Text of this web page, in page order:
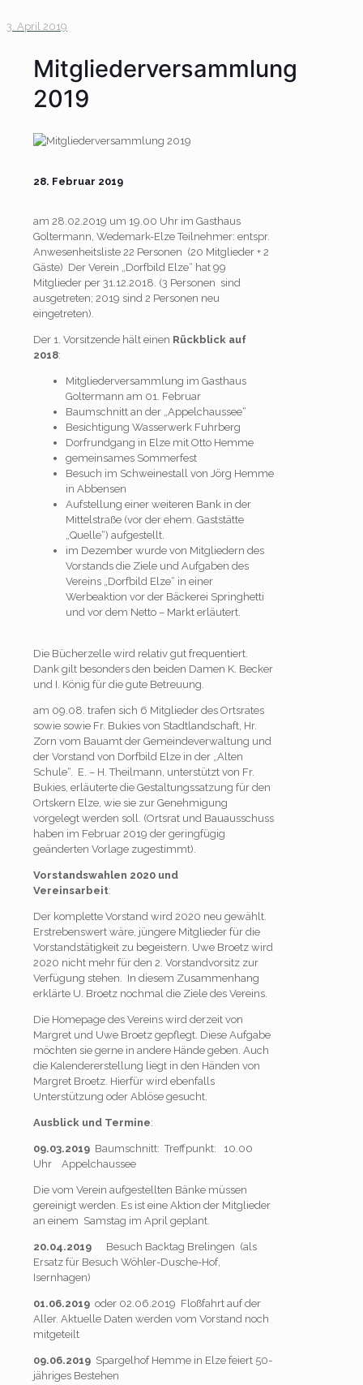
3. April 2019
Mitgliederversammlung
2019
28. Februar 2019
am 28.02.2019 um 19.00 Uhr im Gasthaus
Goltermann, Wedemark-Elze Teilnehmer: entspr.
Anwesenheitsliste 22 Personen (20 Mitglieder + 2
Gäste) Der Verein „Dorfbild Elze“ hat 99
Mitglieder per 31.12.2018. (3 Personen sind
ausgetreten; 2019 sind 2 Personen neu
eingetreten).
Der 1. Vorsitzende hält einen Rückblick auf
2018:
Mitgliederversammlung im Gasthaus
Goltermann am 01. Februar
Baumschnitt an der „Appelchaussee“
Besichtigung Wasserwerk Fuhrberg
Dorfrundgang in Elze mit Otto Hemme
gemeinsames Sommerfest
Besuch im Schweinestall von Jörg Hemme
in Abbensen
Aufstellung einer weiteren Bank in der
Mittelstraße (vor der ehem. Gaststätte
„Quelle“) aufgestellt.
im Dezember wurde von Mitgliedern des
Vorstands die Ziele und Aufgaben des
Vereins „Dorfbild Elze“ in einer
Werbeaktion vor der Bäckerei Springhetti
und vor dem Netto – Markt erläutert.
Die Bücherzelle wird relativ gut frequentiert.
Dank gilt besonders den beiden Damen K. Becker
und I. König für die gute Betreuung.
am 09.08. trafen sich 6 Mitglieder des Ortsrates
sowie sowie Fr. Bukies von Stadtlandschaft, Hr.
Zorn vom Bauamt der Gemeindeverwaltung und
der Vorstand von Dorfbild Elze in der „Alten
Schule“. E. – H. Theilmann, unterstützt von Fr.
Bukies, erläuterte die Gestaltungssatzung für den
Ortskern Elze, wie sie zur Genehmigung
vorgelegt werden soll. (Ortsrat und Bauausschuss
haben im Februar 2019 der geringfügig
geänderten Vorlage zugestimmt).
Vorstandswahlen 2020 und
Vereinsarbeit:
Der komplette Vorstand wird 2020 neu gewählt.
Erstrebenswert wäre, jüngere Mitglieder für die
Vorstandstätigkeit zu begeistern. Uwe Broetz wird
2020 nicht mehr für den 2. Vorstandvorsitz zur
Verfügung stehen. In diesem Zusammenhang
erklärte U. Broetz nochmal die Ziele des Vereins.
Die Homepage des Vereins wird derzeit von
Margret und Uwe Broetz gepflegt. Diese Aufgabe
möchten sie gerne in andere Hände geben. Auch
die Kalendererstellung liegt in den Händen von
Margret Broetz. Hierfür wird ebenfalls
Unterstützung oder Ablöse gesucht.
Ausblick und Termine:
09.03.2019 Baumschnitt: Treffpunkt: 10.00
Uhr Appelchaussee
Die vom Verein aufgestellten Bänke müssen
gereinigt werden. Es ist eine Aktion der Mitglieder
an einem Samstag im April geplant.
20.04.2019 Besuch Backtag Brelingen (als
Ersatz für Besuch Wöhler-Dusche-Hof,
Isernhagen)
01.06.2019 oder 02.06.2019 Floßfahrt auf der
Aller. Aktuelle Daten werden vom Vorstand noch
mitgeteilt
09.06.2019 Spargelhof Hemme in Elze feiert 50-
jähriges Bestehen